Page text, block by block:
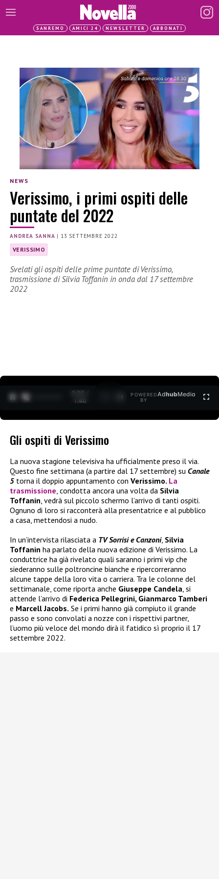
SANREMO AMICI 24 NEWSLETTER ABBONATI
NEWS
Verissimo, i primi ospiti delle
puntate del 2022
ANDREA SANNA | 13 SETTEMBRE 2022
VERISSIMO
Svelati gli ospiti delle prime puntate di Verissimo,
trasmissione di Silvia Toffanin in onda dal 17 settembre
2022
0:20 /
1:40
POWERED
BY
AdhubMedia
Gli ospiti di Verissimo
La nuova stagione televisiva ha ufficialmente preso il via.
Questo fine settimana (a partire dal 17 settembre) su Canale
5 torna il doppio appuntamento con Verissimo. La
trasmissione, condotta ancora una volta da Silvia
Toffanin, vedrà sul piccolo schermo l’arrivo di tanti ospiti.
Ognuno di loro si racconterà alla presentatrice e al pubblico
a casa, mettendosi a nudo.
In un’intervista rilasciata a TV Sorrisi e Canzoni, Silvia
Toffanin ha parlato della nuova edizione di Verissimo. La
conduttrice ha già rivelato quali saranno i primi vip che
siederanno sulle poltroncine bianche e ripercorreranno
alcune tappe della loro vita o carriera. Tra le colonne del
settimanale, come riporta anche Giuseppe Candela, si
attende l’arrivo di Federica Pellegrini, Gianmarco Tamberi
e Marcell Jacobs. Se i primi hanno già compiuto il grande
passo e sono convolati a nozze con i rispettivi partner,
l’uomo più veloce del mondo dirà il fatidico sì proprio il 17
settembre 2022.